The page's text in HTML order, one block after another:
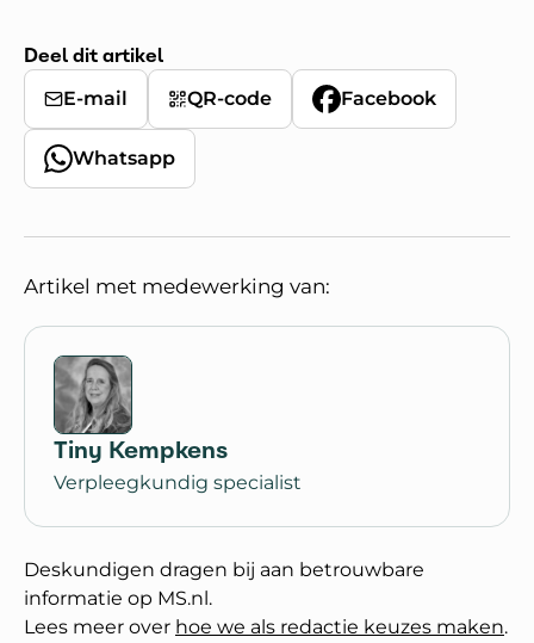
Deel dit artikel
E-mail QR-code Facebook
Whatsapp
Artikel met medewerking van:
Tiny Kempkens
Verpleegkundig specialist
Deskundigen dragen bij aan betrouwbare
informatie op MS.nl.
Lees meer over hoe we als redactie keuzes maken.